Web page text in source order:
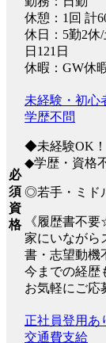
休憩：1回 計
休日：5勤2休
日121日
休暇：GW休
必
須
資
格
未経験・初心
学歴不問
◆未経験OK！
◆学歴・資格
◎若手・ミド
《履歴書不
家にいながら
書・志望動機
今までの経歴
お気軽にご応
正社員登用あ
交通費支給